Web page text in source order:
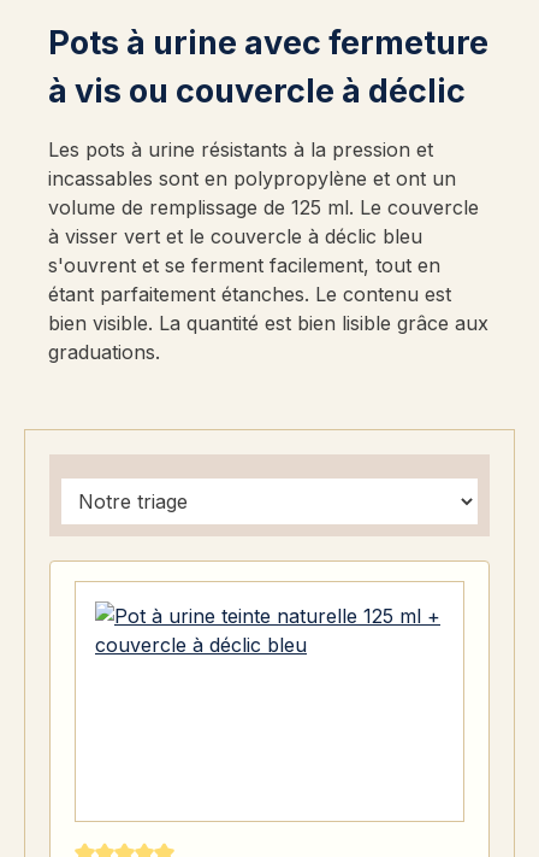
Pots à urine avec fermeture
à vis ou couvercle à déclic
Les pots à urine résistants à la pression et
incassables sont en polypropylène et ont un
volume de remplissage de 125 ml. Le couvercle
à visser vert et le couvercle à déclic bleu
s'ouvrent et se ferment facilement, tout en
étant parfaitement étanches. Le contenu est
bien visible. La quantité est bien lisible grâce aux
graduations.